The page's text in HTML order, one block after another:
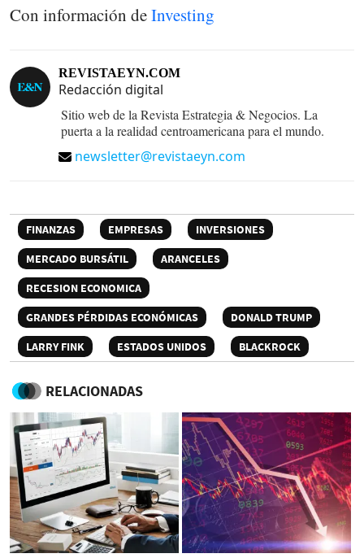
Con información deInvesting
REVISTAEYN.COM
Redacción digital
Sitio web de la Revista Estrategia & Negocios. La
puerta a la realidad centroamericana para el mundo.
newsletter@revistaeyn.com
FINANZAS EMPRESAS
INVERSIONES
MERCADO BURSÁTIL
ARANCELES
RECESION ECONOMICA
GRANDES PÉRDIDAS ECONÓMICAS
DONALD TRUMP
LARRY FINK
ESTADOS UNIDOS BLACKROCK
RELACIONADAS